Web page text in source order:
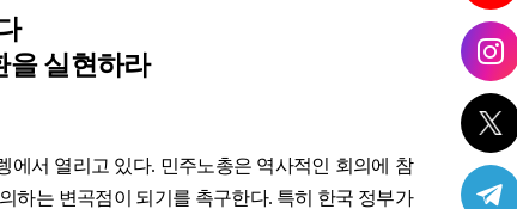
을 실현하라
에서 열리고 있다. 민주노총은 역사적인 회의에 참
하는 변곡점이 되기를 촉구한다. 특히 한국 정부가